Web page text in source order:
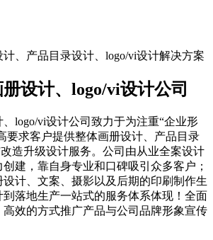
、产品目录设计、logo/vi设计解决方案
设计、logo/vi设计公司
vi设计公司致力于为注重“企业形
要求客户提供整体画册设计、产品目录
造升级设计服务。公司由从业全案设计
建，靠自身专业和口碑吸引众多客户；
计、文案、摄影以及后期的印刷制作生
落地生产一站式的服务体系体现！全面
效的方式推广产品与公司品牌形象宣传